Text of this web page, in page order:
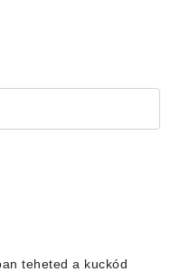
teheted a kuckód